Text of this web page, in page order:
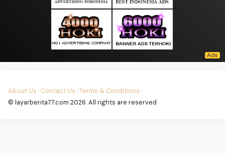
About Us · Contact Us ·Terms & Conditions ·
© layarberita77.com 2026. All rights are reserved